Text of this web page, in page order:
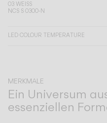
International
03 WEISS
NCS S 0300-N
LED COLOUR TEMPERATURE
MERKMALE
Ein Universum
essenziellen